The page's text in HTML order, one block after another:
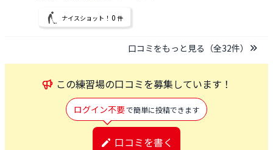
ナイスショット！ 0 件
口コミをもっと見る（全32件）
この練習場の口コミを募集しています！
ログイン不要で簡単に投稿できます
口コミを書く